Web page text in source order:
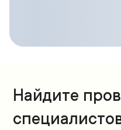
Найдите